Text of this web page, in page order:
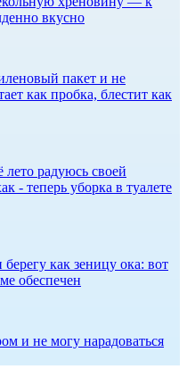
вкусно
пакет и не
как пробка, блестит как
радуюсь своей
- теперь уборка в туалете
как зеницу ока: вот
обеспечен
и не могу нарадоваться